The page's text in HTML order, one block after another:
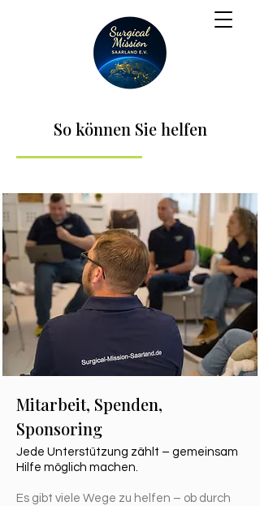
So können Sie helfen
Mitarbeit, Spenden,
Sponsoring
Jede Unterstützung zählt – gemeinsam
Hilfe möglich machen.
Es gibt viele Wege zu helfen – ob durch